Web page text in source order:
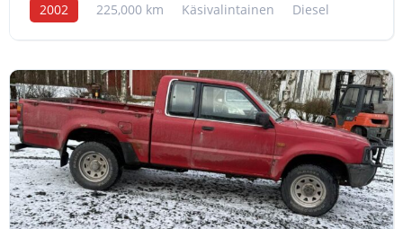
2002 225,000 km Käsivalintainen Diesel